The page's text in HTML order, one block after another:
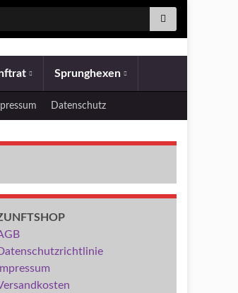
Sprunghexen
Datenschutz
Impressum